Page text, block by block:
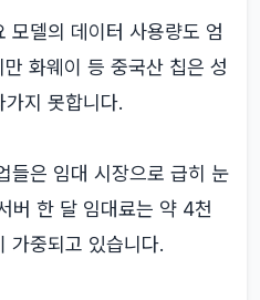
모델의 데이터 사용량도 엄
화웨이 등 중국산 칩은 성
지 못합니다.
들은 임대 시장으로 급히 눈
버 한 달 임대료는 약 4천
가중되고 있습니다.